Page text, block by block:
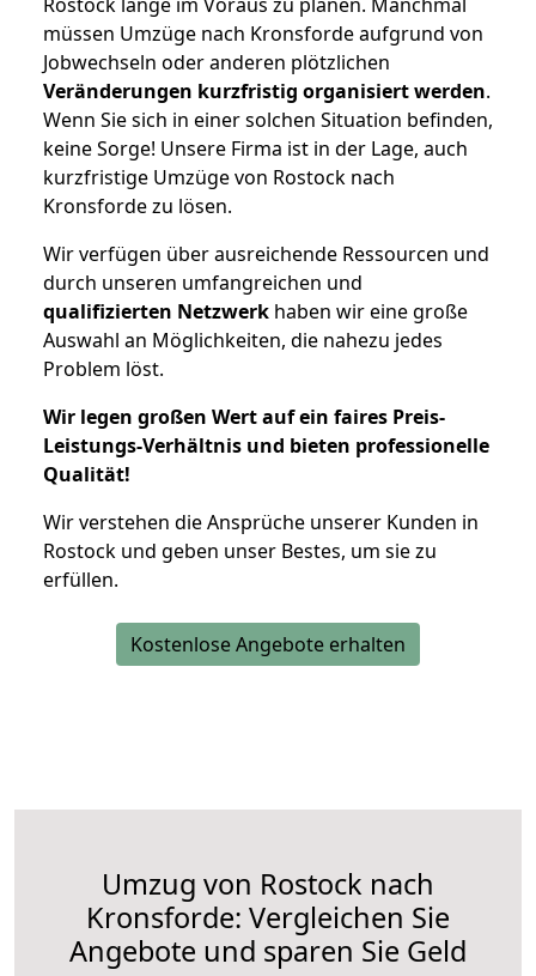
müssen Umzüge nach Kronsforde aufgrund von
Jobwechseln oder anderen plötzlichen
Veränderungen kurzfristig organisiert werden.
Wenn Sie sich in einer solchen Situation befinden,
keine Sorge! Unsere Firma ist in der Lage, auch
kurzfristige Umzüge von Rostock nach
Kronsforde zu lösen.
Wir verfügen über ausreichende Ressourcen und
durch unseren umfangreichen und
qualifizierten Netzwerk haben wir eine große
Auswahl an Möglichkeiten, die nahezu jedes
Problem löst.
Wir legen großen Wert auf ein faires Preis-
Leistungs-Verhältnis und bieten professionelle
Qualität!
Wir verstehen die Ansprüche unserer Kunden in
Rostock und geben unser Bestes, um sie zu
erfüllen.
Kostenlose Angebote erhalten
Umzug von Rostock nach
Kronsforde: Vergleichen Sie
Angebote und sparen Sie Geld